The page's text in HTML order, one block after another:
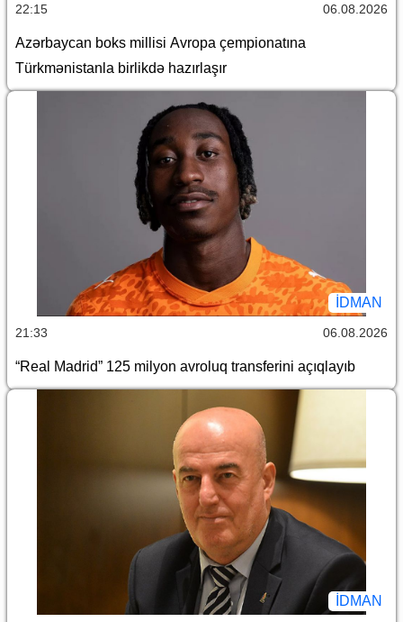
22:15 06.08.2026
Azərbaycan boks millisi Avropa çempionatına
Türkmənistanla birlikdə hazırlaşır
İDMAN
21:33 06.08.2026
“Real Madrid” 125 milyon avroluq transferini açıqlayıb
İDMAN